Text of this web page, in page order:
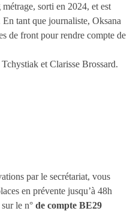
sorti en 2024, et est
tant que journaliste, Oksana
de front pour rendre compte de
et Clarisse Brossard.
par le secrétariat, vous
en prévente jusqu’à 48h
le n° de compte BE29